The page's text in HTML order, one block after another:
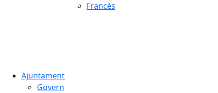
Francès
Ajuntament
Govern